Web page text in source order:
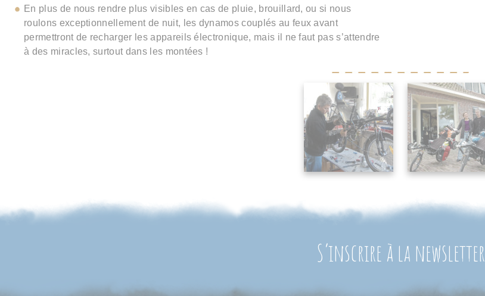
En plus de nous rendre plus visibles en cas de pluie, brouillard, ou si nous
roulons exceptionnellement de nuit, les dynamos couplés au feux avant
permettront de recharger les appareils électronique, mais il ne faut pas s’attendre
à des miracles, surtout dans les montées !
S’inscrire à la newsletter